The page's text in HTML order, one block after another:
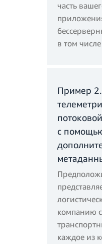
часть
в том
Пример
с
компанию
каждое из